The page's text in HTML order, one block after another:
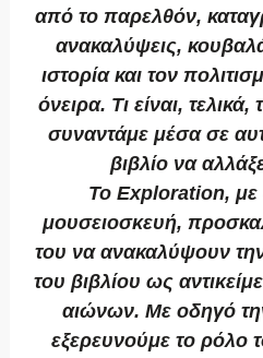
από το παρελθόν,
ανακαλύψεις,
ιστορία και τον
όνειρα. Τι είναι, τελικά,
συναντάμε μέσα σε
βιβλίο να
Το Exploration,
μουσειοσκευή,
του να ανακαλύψουν
του βιβλίου ως
αιώνων. Με οδηγό την
εξερευνούμε το ρόλο